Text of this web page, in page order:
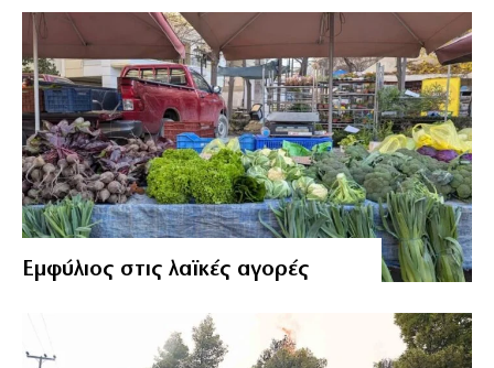
Εμφύλιος στις λαϊκές αγορές